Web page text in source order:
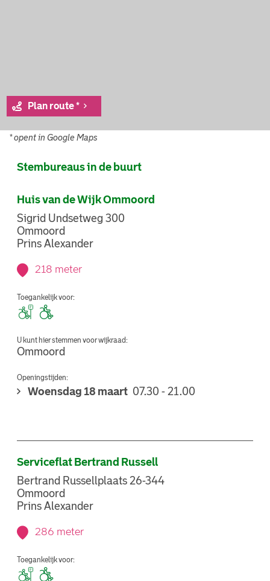
Plan route *
* opent in Google Maps
Stembureaus in de buurt
Huis van de Wijk Ommoord
Sigrid Undsetweg 300
Ommoord
Prins Alexander
218 meter
Toegankelijk voor:
U kunt hier stemmen voor wijkraad:
Ommoord
Openingstijden:
Woensdag 18 maart 07.30 - 21.00
Serviceflat Bertrand Russell
Bertrand Russellplaats 26-344
Ommoord
Prins Alexander
286 meter
Toegankelijk voor: